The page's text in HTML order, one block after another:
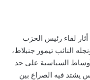
لقاء رئيس الحزب
النائب تيمور جنبلاط،
السياسية على حد
يشتد فيه الصراع بين